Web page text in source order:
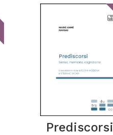
Prediscorsi